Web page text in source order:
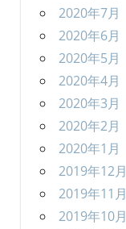
2020年7月
2020年6月
2020年5月
2020年4月
2020年3月
2020年2月
2020年1月
2019年12月
2019年11月
2019年10月